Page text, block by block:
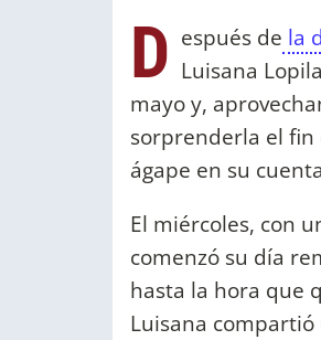
D espués de la
Luisana
mayo y,
sorprenderla el fin
ágape en su
El miércoles, con
comenzó su día
hasta la hora que
Luisana